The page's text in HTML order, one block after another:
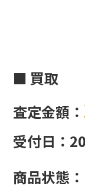
■ 買取
査定金額：
受付日：
商品状態：